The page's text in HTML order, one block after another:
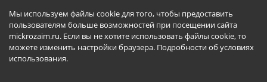
Мы используем файлы cookie для того, чтобы предоставить
пользователям больше возможностей при посещении сайта
mickrozaim.ru. Если вы не хотите использовать файлы cookie, то
можете изменить настройки браузера. Подробности об условиях
использования.